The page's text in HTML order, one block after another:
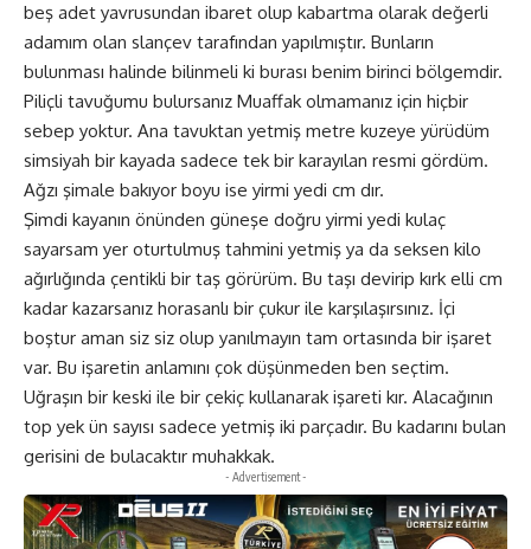
beş adet yavrusundan ibaret olup kabartma olarak değerli
adamım olan slançev tarafından yapılmıştır. Bunların
bulunması halinde bilinmeli ki burası benim birinci bölgemdir.
Piliçli tavuğumu bulursanız Muaffak olmamanız için hiçbir
sebep yoktur. Ana tavuktan yetmiş metre kuzeye yürüdüm
simsiyah bir kayada sadece tek bir karayılan resmi gördüm.
Ağzı şimale bakıyor boyu ise yirmi yedi cm dır.
Şimdi kayanın önünden güneşe doğru yirmi yedi kulaç
sayarsam yer oturtulmuş tahmini yetmiş ya da seksen kilo
ağırlığında çentikli bir taş görürüm. Bu taşı devirip kırk elli cm
kadar kazarsanız horasanlı bir çukur ile karşılaşırsınız. İçi
boştur aman siz siz olup yanılmayın tam ortasında bir işaret
var. Bu işaretin anlamını çok düşünmeden ben seçtim.
Uğraşın bir keski ile bir çekiç kullanarak işareti kır. Alacağının
top yek ün sayısı sadece yetmiş iki parçadır. Bu kadarını bulan
gerisini de bulacaktır muhakkak.
- Advertisement -